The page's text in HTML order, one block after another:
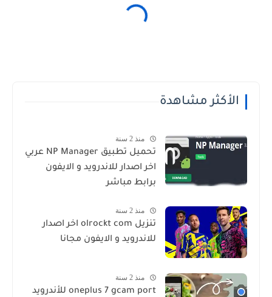
الأكثر مشاهدة
منذ 2 سنة
تحميل تطبيق NP Manager عربي
اخر اصدار للاندرويد و الايفون
برابط مباشر
منذ 2 سنة
تنزيل olrockt com اخر اصدار
للاندرويد و الايفون مجانا
منذ 2 سنة
oneplus 7 gcam port للأندرويد